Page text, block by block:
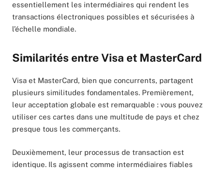
essentiellement les intermédiaires qui rendent les
transactions électroniques possibles et sécurisées à
l’échelle mondiale.
Similarités entre Visa et MasterCard
Visa et MasterCard, bien que concurrents, partagent
plusieurs similitudes fondamentales. Premièrement,
leur acceptation globale est remarquable : vous pouvez
utiliser ces cartes dans une multitude de pays et chez
presque tous les commerçants.
Deuxièmement, leur processus de transaction est
identique. Ils agissent comme intermédiaires fiables